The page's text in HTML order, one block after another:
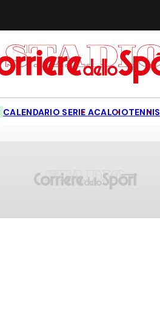
CALENDARIO SERIE ACALCIOTENNIS